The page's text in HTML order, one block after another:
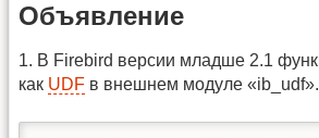
Объявление
1. В Firebird версии младше 2.1
как UDF в внешнем модуле «ib_udf».